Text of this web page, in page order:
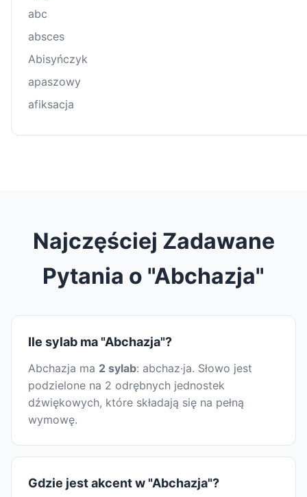
abc
absces
Abisyńczyk
apaszowy
afiksacja
Najczęściej Zadawane
Pytania o "Abchazja"
Ile sylab ma "Abchazja"?
Abchazja ma 2 sylab: abchaz·ja. Słowo jest
podzielone na 2 odrębnych jednostek
dźwiękowych, które składają się na pełną
wymowę.
Gdzie jest akcent w "Abchazja"?